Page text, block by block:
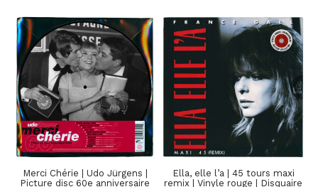
Merci Chérie | Udo Jürgens |
Picture disc 60e anniversaire
Ella, elle l’a | 45 tours maxi
remix | Vinyle rouge | Disquaire